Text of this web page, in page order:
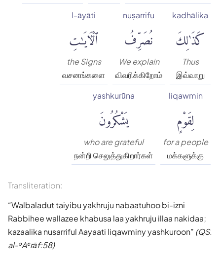
kadhālika
كَذَٰلِكَ
Thus
இவ்வாறு
nuṣarrifu
نُصَرِّفُ
We explain
விவரிக்கிறோம்
l-āyāti
ٱلْءَايَٰتِ
the Signs
வசனங்களை
liqawmin
لِقَوْمٍ
for a people
மக்களுக்கு
yashkurūna
يَشْكُرُونَ
who are grateful
நன்றி செலுத்துகிறார்கள்
Transliteration:
Walbaladut taiyibu yakhruju nabaatuhoo bi-izni
Rabbihee wallazee khabusa laa yakhruju illaa nakidaa;
kazaalika nusarriful Aayaati liqawminy yashkuroon (QS.
al-ʾAʿrāf:58)